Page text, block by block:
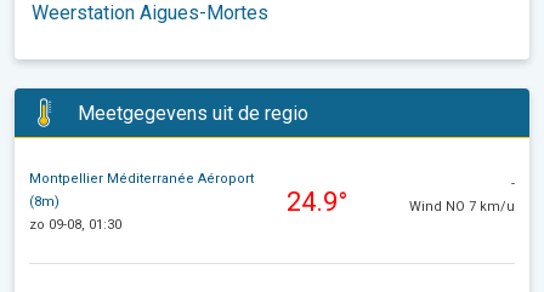
Weerstation Aigues-Mortes
Meetgegevens uit de regio
Montpellier Méditerranée Aéroport
(8m)
zo 09-08, 01:30
24.9°
-
Wind NO 7 km/u